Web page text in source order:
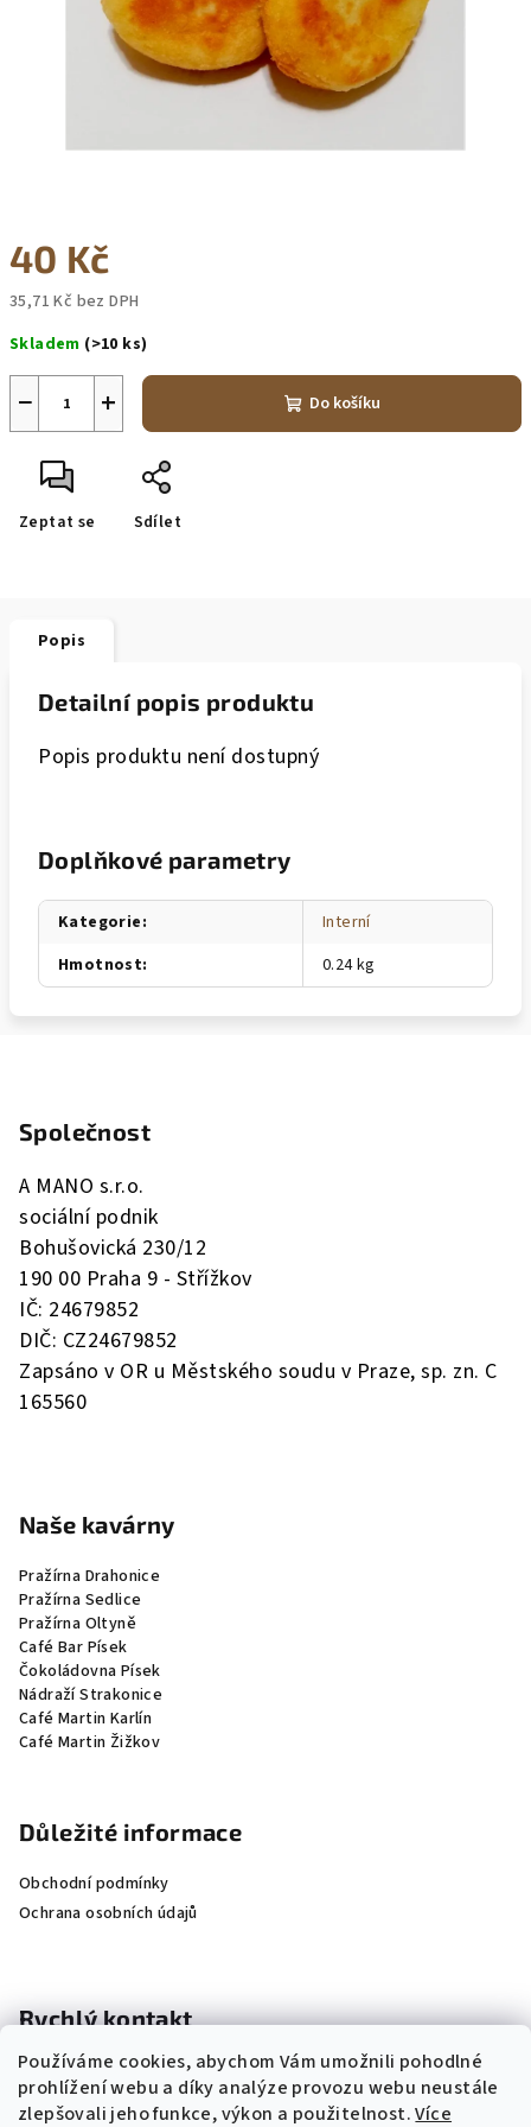
Používáme cookies, abychom Vám umožnili pohodlné
prohlížení webu a díky analýze provozu webu neustále
zlepšovali jeho funkce, výkon a použitelnost.Více
40 Kč
35,71 Kč bez DPH
cena:
Skladem (>10 ks)
+
− Do košíku
Zeptat se Sdílet
Popis
Detailní popis produktu
Popis produktu není dostupný
Doplňkové parametry
Kategorie:
Interní
Hmotnost: 0.24 kg
Společnost
A MANO s.r.o.
sociální podnik
Bohušovická 230/12
190 00 Praha 9 - Střížkov
IČ: 24679852
DIČ: CZ24679852
Zapsáno v OR u Městského soudu v Praze, sp. zn. C
165560
Naše kavárny
Pražírna Drahonice
Pražírna Sedlice
Pražírna Oltyně
Café Bar Písek
Čokoládovna Písek
Nádraží Strakonice
Café Martin Karlín
Café Martin Žižkov
Důležité informace
Obchodní podmínky
Ochrana osobních údajů
Rychlý kontakt
+420 604 209 312
info@prazirnadrahonice.cz